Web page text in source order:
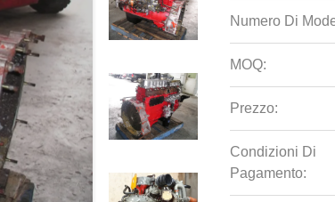
Numero Di
MOQ:
Prezzo:
Condizioni Di
Pagamento: